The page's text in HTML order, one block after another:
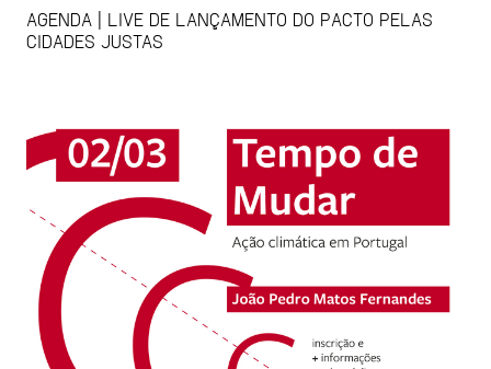
AGENDA | LIVE DE LANÇAMENTO DO PACTO PELAS
CIDADES JUSTAS